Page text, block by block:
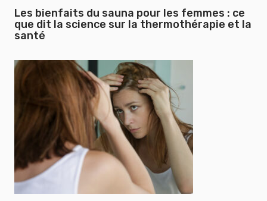
Les bienfaits du sauna pour les femmes : ce
que dit la science sur la thermothérapie et la
santé